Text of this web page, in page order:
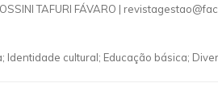
TAFURI FÁVARO |
Identidade cultural; Educação básica;